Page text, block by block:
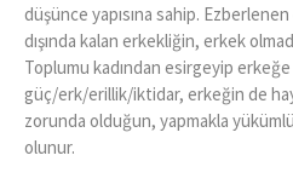
düşünce yapısına sahip.
dışında kalan erkekliğin, erkek
Toplumu kadından esirgeyip
güç/erk/erillik/iktidar, erkeğin de
zorunda olduğun, yapmakla
olunur.